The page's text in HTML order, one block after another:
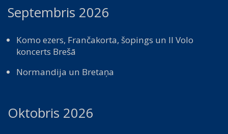
Septembris 2026
Komo ezers, Frančakorta, šopings un Il Volo
koncerts Brešā
Normandija un Bretaņa
Oktobris 2026